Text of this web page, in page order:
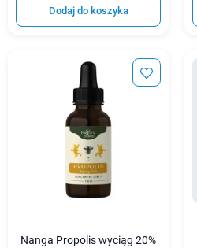
Dodaj do koszyka
Nanga Propolis wyciąg 20%